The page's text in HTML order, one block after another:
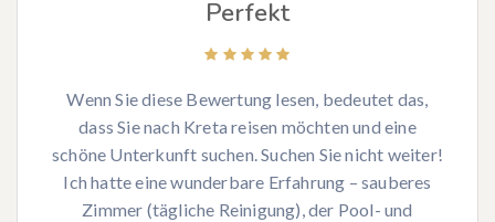
Perfekt
Wenn Sie diese Bewertung lesen, bedeutet das,
dass Sie nach Kreta reisen möchten und eine
schöne Unterkunft suchen. Suchen Sie nicht weiter!
Ich hatte eine wunderbare Erfahrung – sauberes
Zimmer (tägliche Reinigung), der Pool- und